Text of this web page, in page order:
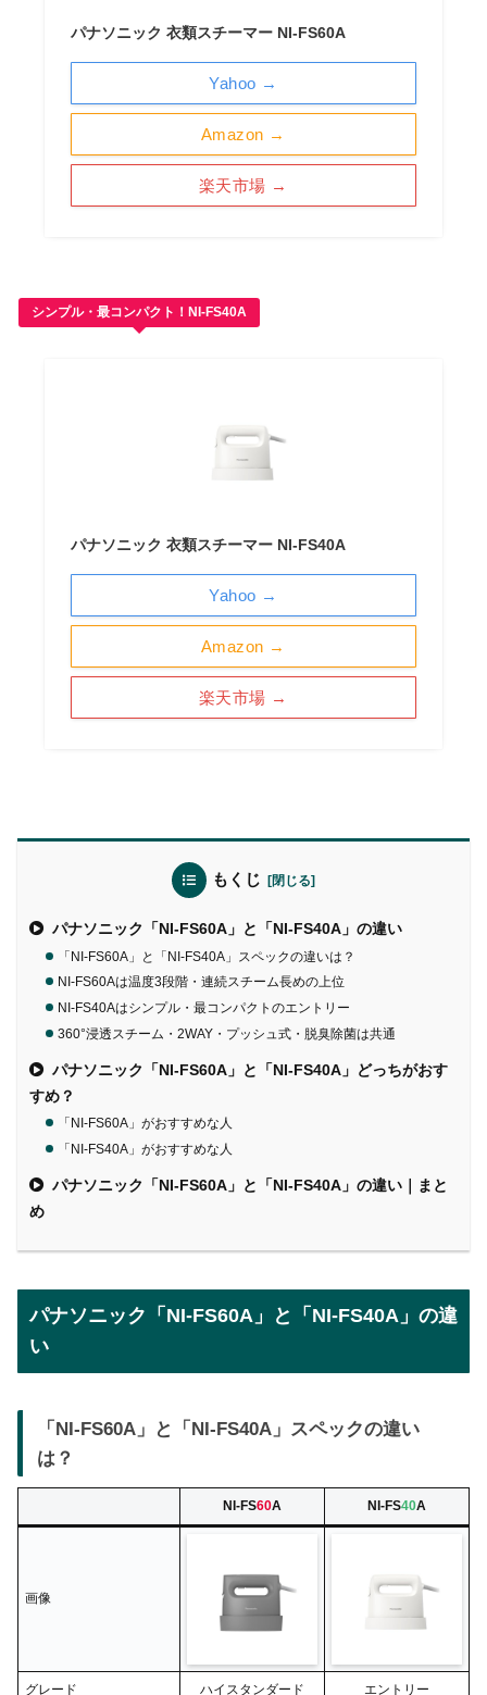
パナソニック 衣類スチーマー NI-FS60A
Amazon →
楽天市場 →
Yahoo →
シンプル・最コンパクト！NI-FS40A
パナソニック 衣類スチーマー NI-FS40A
Amazon →
楽天市場 →
Yahoo →
もくじ
パナソニック「NI-FS60A」と「NI-FS40A」の違い
「NI-FS60A」と「NI-FS40A」スペックの違いは？
NI-FS60Aは温度3段階・連続スチーム長めの上位
NI-FS40Aはシンプル・最コンパクトのエントリー
360°浸透スチーム・2WAY・プッシュ式・脱臭除菌は共通
パナソニック「NI-FS60A」と「NI-FS40A」どっちがおす
すめ？
「NI-FS60A」がおすすめな人
「NI-FS40A」がおすすめな人
パナソニック「NI-FS60A」と「NI-FS40A」の違い｜まと
め
パナソニック「NI-FS60A」と「NI-FS40A」の違
い
「NI-FS60A」と「NI-FS40A」スペックの違い
は？
NI-FS60A NI-FS40A
画像
グレード ハイスタンダード エントリー